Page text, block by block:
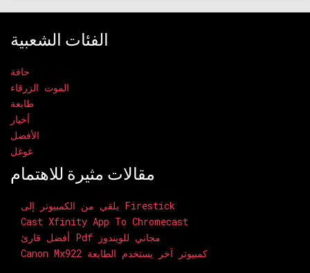
الفئات الشعبية
حافة
الموت الزرقاء
طابعة
أخبار
الأفضل
غوغل
مقالات مثيرة للاهتمام
يلقي من الكمبيوتر إلى Firestick
Cast Xfinity App To Chromecast
أفضل قارئ Pdf مجاني للويندوز
Canon Mx922 كمبيوتر آخر يستخدم الطابعة